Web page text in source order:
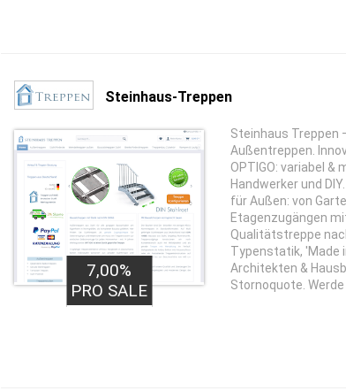
Steinhaus-Treppen
7,00%
PRO SALE
Steinhaus Treppen
Außentreppen.
OPTIGO: variabel
Handwerker und
für Außen: von
Etagenzugängen
Qualitätstreppe
Typenstatik, 'Made
Architekten &
Stornoquote.